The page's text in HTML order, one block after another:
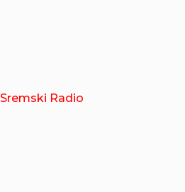
Sremski Radio